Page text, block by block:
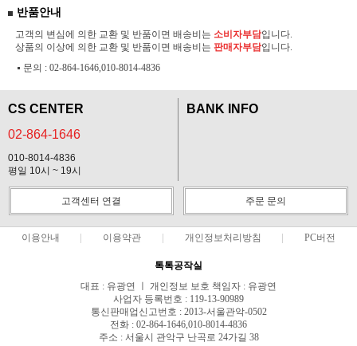
반품안내
고객의 변심에 의한 교환 및 반품이면 배송비는 소비자부담입니다.
상품의 이상에 의한 교환 및 반품이면 배송비는 판매자부담입니다.
문의 : 02-864-1646,010-8014-4836
CS CENTER
02-864-1646
010-8014-4836
평일 10시 ~ 19시
BANK INFO
고객센터 연결 주문 문의
이용안내 이용약관 개인정보처리방침 PC버전
톡톡공작실
대표 : 유광연 ㅣ 개인정보 보호 책임자 : 유광연
사업자 등록번호 : 119-13-90989
통신판매업신고번호 : 2013-서울관악-0502
전화 : 02-864-1646,010-8014-4836
주소 : 서울시 관악구 난곡로 24가길 38